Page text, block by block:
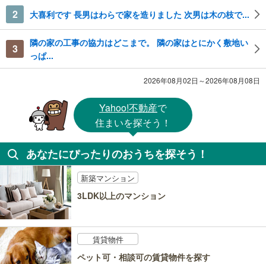
2 大喜利です 長男はわらで家を造りました 次男は木の枝で...
3
隣の家の工事の協力はどこまで。 隣の家はとにかく敷地い
っぱ...
2026年08月02日～2026年08月08日
Yahoo!不動産で
住まいを探そう！
あなたにぴったりのおうちを探そう！
新築マンション
3LDK以上のマンション
賃貸物件
ペット可・相談可の賃貸物件を探す